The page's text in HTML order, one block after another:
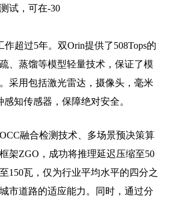
试，可在-30
超过5年。双Orin提供了508Tops的
、蒸馏等模型轻量技术，保证了模
采用包括激光雷达，摄像头，毫米
知传感器，保障绝对安全。
融合检测技术、多场景预决策算
架ZGO，成功将推理延迟压缩至50
150瓦，仅为行业平均水平的四分之
市道路的适应能力。同时，通过分